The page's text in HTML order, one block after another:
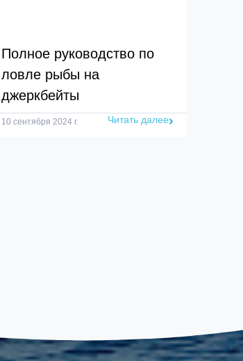
Полное руководство по
ловле рыбы на
джеркбейты
10 сентября 2024 г. Читать далее